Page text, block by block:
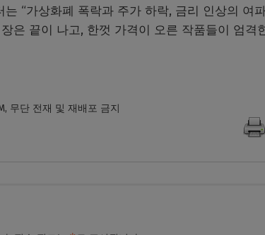
“가상화폐 폭락과 주가 하락, 금리 인상의 여
은 끝이 나고, 한껏 가격이 오른 작품들이 엄격
무단 전재 및 재배포 금지